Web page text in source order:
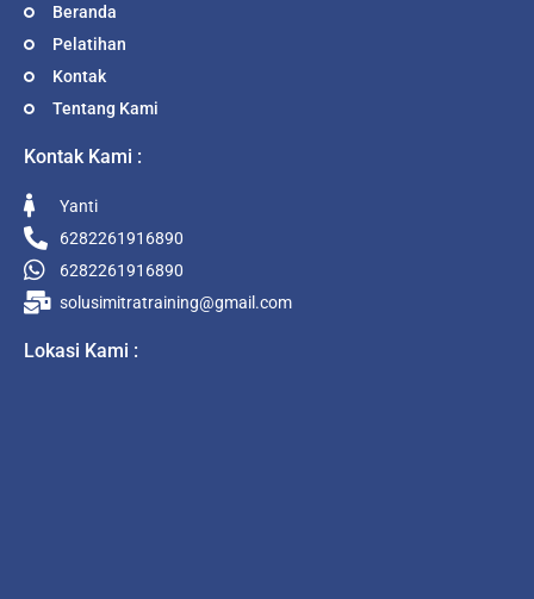
Beranda
Pelatihan
Kontak
Tentang Kami
Kontak Kami :
Yanti
6282261916890
6282261916890
solusimitratraining@gmail.com
Lokasi Kami :